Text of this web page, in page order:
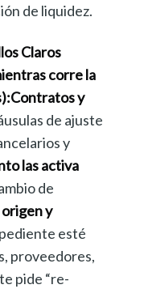
de liquidez.
Claros
corre la
Contratos y
de ajuste
y
las activa
de
origen y
esté
proveedores,
pide “re-